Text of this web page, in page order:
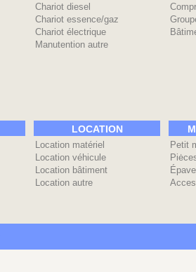
Chariot diesel
Chariot essence/gaz
Chariot électrique
Manutention autre
LOCATION
Location matériel
Location véhicule
Location bâtiment
Location autre
Petit
Épave